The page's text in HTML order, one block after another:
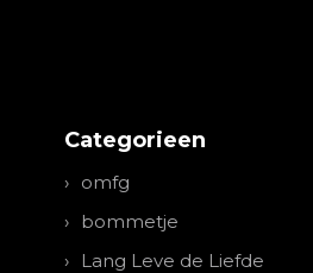
Categorieen
omfg
bommetje
Lang Leve de Liefde